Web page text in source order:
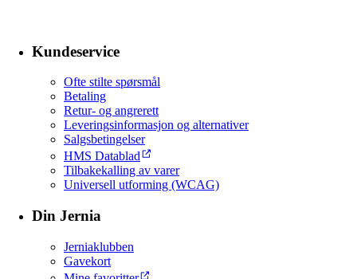
Kundeservice
Ofte stilte spørsmål
Betaling
Retur- og angrerett
Leveringsinformasjon og alternativer
Salgsbetingelser
HMS Datablad
Tilbakekalling av varer
Universell utforming (WCAG)
Din Jernia
Jerniaklubben
Gavekort